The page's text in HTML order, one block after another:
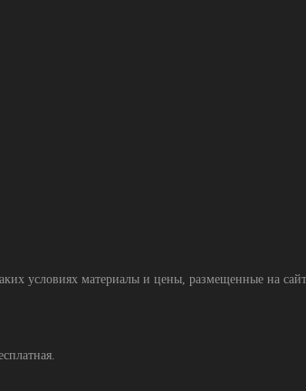
условиях материалы и цены, размещенные на